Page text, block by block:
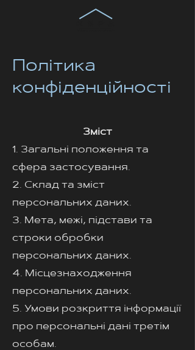
Політика
конфіденційності
Зміст
1. Загальні положення та
сфера застосування.
2. Склад та зміст
персональних даних.
3. Мета, межі, підстави та
строки обробки
персональних даних.
4. Місцезнаходження
персональних даних.
5. Умови розкриття інформації
про персональні дані третім
особам.